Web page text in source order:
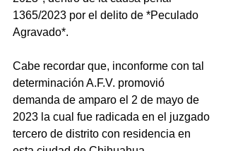
1365/2023 por el delito de *Peculado
Agravado*.
Cabe recordar que, inconforme con tal
determinación A.F.V. promovió
demanda de amparo el 2 de mayo de
2023 la cual fue radicada en el juzgado
tercero de distrito con residencia en